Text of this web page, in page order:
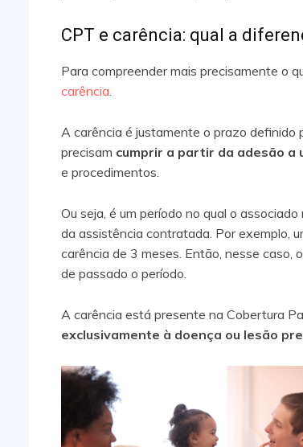
CPT e carência: qual a
Para compreender mais precisamente o
carência
A carência é justamente o prazo definido
precisam cumprir a partir da adesão a
e procedimentos.
Ou seja, é um período no qual o
da assistência contratada. Por exemplo,
carência de 3 meses. Então, nesse caso,
de passado o período.
A carência está presente na Cobertura
exclusivamente à doença ou lesão